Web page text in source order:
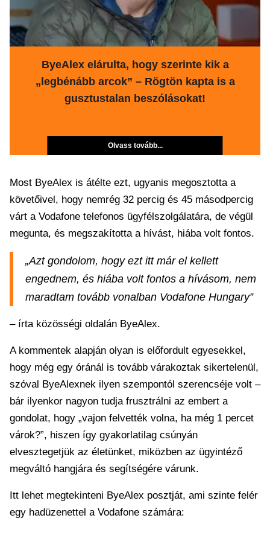
ByeAlex elárulta, hogy szerinte kik a
„legbénább arcok” – Rögtön kapta is a
gusztustalan beszólásokat!
Olvass tovább...
Most ByeAlex is átélte ezt, ugyanis megosztotta a
követőivel, hogy nemrég 32 percig és 45 másodpercig
várt a Vodafone telefonos ügyfélszolgálatára, de végül
megunta, és megszakította a hívást, hiába volt fontos.
„Azt gondolom, hogy ezt itt már el kellett
engednem, és hiába volt fontos a hívásom, nem
maradtam tovább vonalban Vodafone Hungary”
– írta közösségi oldalán ByeAlex.
A kommentek alapján olyan is előfordult egyesekkel,
hogy még egy óránál is tovább várakoztak sikertelenül,
szóval ByeAlexnek ilyen szempontól szerencséje volt –
bár ilyenkor nagyon tudja frusztrálni az embert a
gondolat, hogy „vajon felvették volna, ha még 1 percet
várok?”, hiszen így gyakorlatilag csúnyán
elvesztegetjük az életünket, miközben az ügyintéző
megváltó hangjára és segítségére várunk.
Itt lehet megtekinteni ByeAlex posztját, ami szinte felér
egy hadüzenettel a Vodafone számára: